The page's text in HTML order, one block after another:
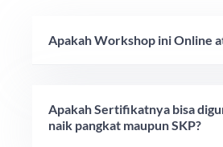
Apakah Workshop ini Online
Apakah Sertifikatnya bisa
naik pangkat maupun SKP?